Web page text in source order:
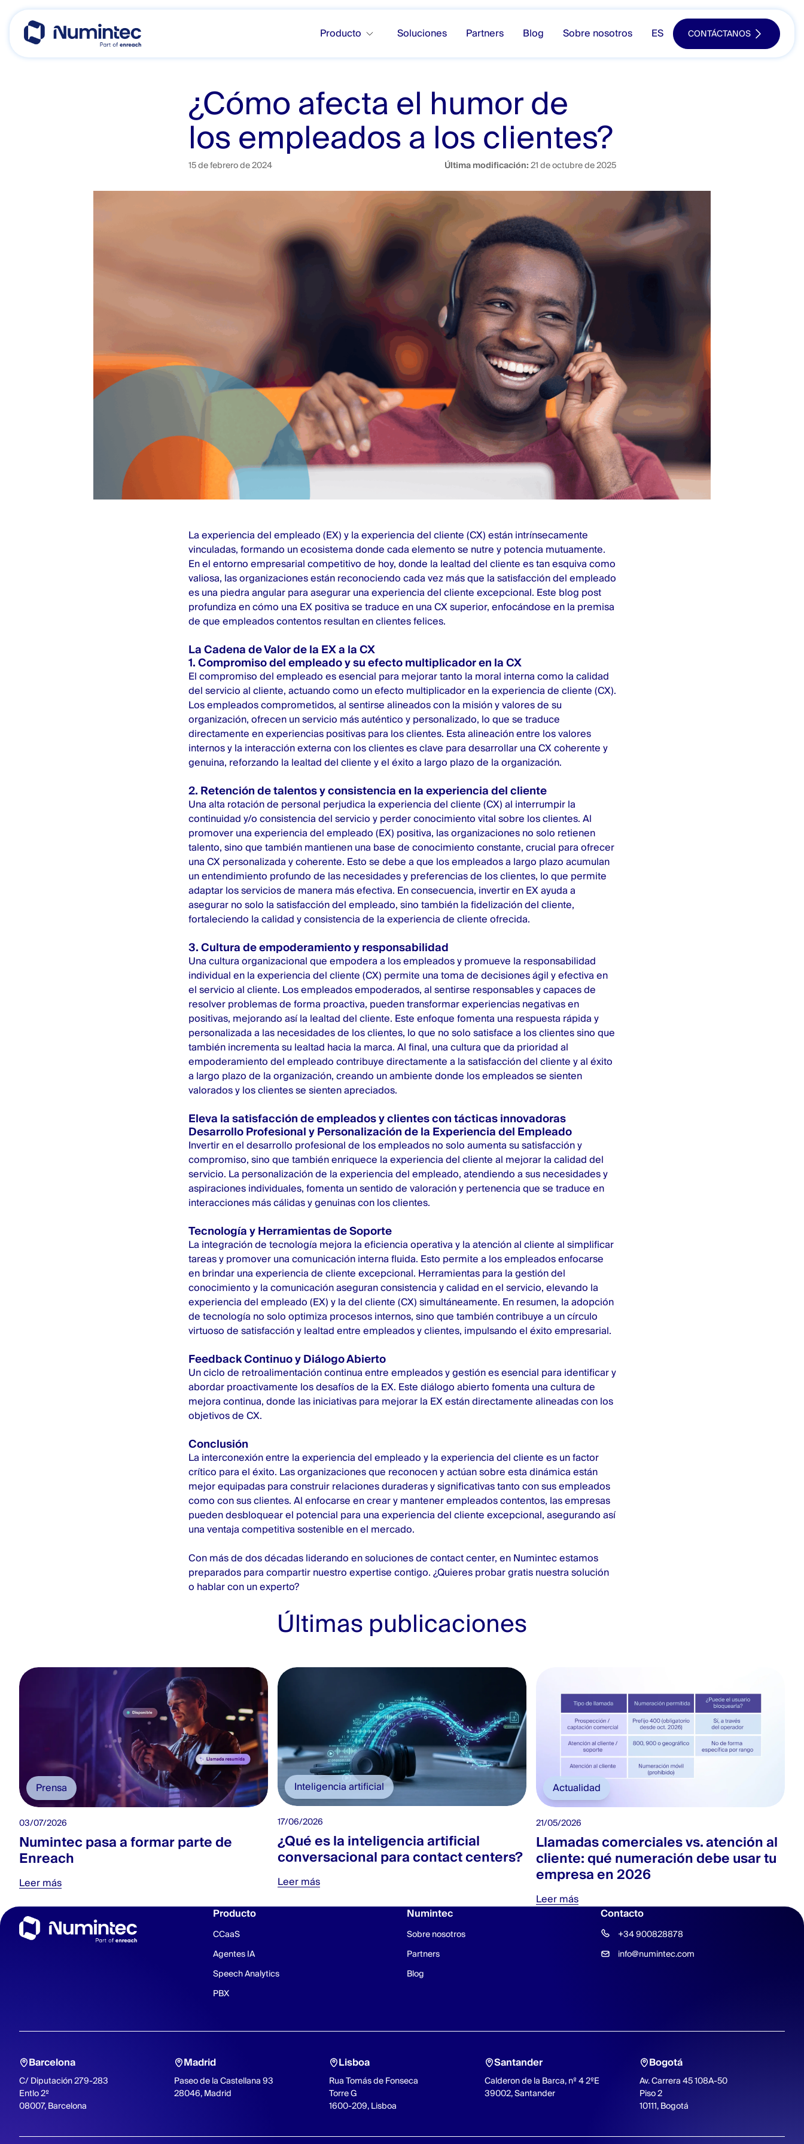
Skip
content
Producto Soluciones Partners Blog Sobre nosotros ES CONTÁCTANOS
¿Cómo afecta el humor de
los empleados a los clientes?
15 de febrero de 2024 Última modificación: 21 de octubre de 2025
La experiencia del empleado (EX) y la experiencia del cliente (CX) están intrínsecamente
vinculadas, formando un ecosistema donde cada elemento se nutre y potencia mutuamente.
En el entorno empresarial competitivo de hoy, donde la lealtad del cliente es tan esquiva como
valiosa, las organizaciones están reconociendo cada vez más que la satisfacción del empleado
es una piedra angular para asegurar una experiencia del cliente excepcional. Este blog post
profundiza en cómo una EX positiva se traduce en una CX superior, enfocándose en la premisa
de que empleados contentos resultan en clientes felices.
La Cadena de Valor de la EX a la CX
1. Compromiso del empleado y su efecto multiplicador en la CX
El compromiso del empleado es esencial para mejorar tanto la moral interna como la calidad
del servicio al cliente, actuando como un efecto multiplicador en la experiencia de cliente (CX).
Los empleados comprometidos, al sentirse alineados con la misión y valores de su
organización, ofrecen un servicio más auténtico y personalizado, lo que se traduce
directamente en experiencias positivas para los clientes. Esta alineación entre los valores
internos y la interacción externa con los clientes es clave para desarrollar una CX coherente y
genuina, reforzando la lealtad del cliente y el éxito a largo plazo de la organización.
2. Retención de talentos y consistencia en la experiencia del cliente
Una alta rotación de personal perjudica la experiencia del cliente (CX) al interrumpir la
continuidad y/o consistencia del servicio y perder conocimiento vital sobre los clientes. Al
promover una experiencia del empleado (EX) positiva, las organizaciones no solo retienen
talento, sino que también mantienen una base de conocimiento constante, crucial para ofrecer
una CX personalizada y coherente. Esto se debe a que los empleados a largo plazo acumulan
un entendimiento profundo de las necesidades y preferencias de los clientes, lo que permite
adaptar los servicios de manera más efectiva. En consecuencia, invertir en EX ayuda a
asegurar no solo la satisfacción del empleado, sino también la fidelización del cliente,
fortaleciendo la calidad y consistencia de la experiencia de cliente ofrecida.
3. Cultura de empoderamiento y responsabilidad
Una cultura organizacional que empodera a los empleados y promueve la responsabilidad
individual en la experiencia del cliente (CX) permite una toma de decisiones ágil y efectiva en
el servicio al cliente. Los empleados empoderados, al sentirse responsables y capaces de
resolver problemas de forma proactiva, pueden transformar experiencias negativas en
positivas, mejorando así la lealtad del cliente. Este enfoque fomenta una respuesta rápida y
personalizada a las necesidades de los clientes, lo que no solo satisface a los clientes sino que
también incrementa su lealtad hacia la marca. Al final, una cultura que da prioridad al
empoderamiento del empleado contribuye directamente a la satisfacción del cliente y al éxito
a largo plazo de la organización, creando un ambiente donde los empleados se sienten
valorados y los clientes se sienten apreciados.
Eleva la satisfacción de empleados y clientes con tácticas innovadoras
Desarrollo Profesional y Personalización de la Experiencia del Empleado
Invertir en el desarrollo profesional de los empleados no solo aumenta su satisfacción y
compromiso, sino que también enriquece la experiencia del cliente al mejorar la calidad del
servicio. La personalización de la experiencia del empleado, atendiendo a sus necesidades y
aspiraciones individuales, fomenta un sentido de valoración y pertenencia que se traduce en
interacciones más cálidas y genuinas con los clientes.
Tecnología y Herramientas de Soporte
La integración de tecnología mejora la eficiencia operativa y la atención al cliente al simplificar
tareas y promover una comunicación interna fluida. Esto permite a los empleados enfocarse
en brindar una experiencia de cliente excepcional. Herramientas para la gestión del
conocimiento y la comunicación aseguran consistencia y calidad en el servicio, elevando la
experiencia del empleado (EX) y la del cliente (CX) simultáneamente. En resumen, la adopción
de tecnología no solo optimiza procesos internos, sino que también contribuye a un círculo
virtuoso de satisfacción y lealtad entre empleados y clientes, impulsando el éxito empresarial.
Feedback Continuo y Diálogo Abierto
Un ciclo de retroalimentación continua entre empleados y gestión es esencial para identificar y
abordar proactivamente los desafíos de la EX. Este diálogo abierto fomenta una cultura de
mejora continua, donde las iniciativas para mejorar la EX están directamente alineadas con los
objetivos de CX.
Conclusión
La interconexión entre la experiencia del empleado y la experiencia del cliente es un factor
crítico para el éxito. Las organizaciones que reconocen y actúan sobre esta dinámica están
mejor equipadas para construir relaciones duraderas y significativas tanto con sus empleados
como con sus clientes. Al enfocarse en crear y mantener empleados contentos, las empresas
pueden desbloquear el potencial para una experiencia del cliente excepcional, asegurando así
una ventaja competitiva sostenible en el mercado.
Con más de dos décadas liderando en soluciones de contact center, en Numintec estamos
preparados para compartir nuestro expertise contigo. ¿Quieres probar gratis nuestra solución
o hablar con un experto?
Últimas publicaciones
Prensa
03/07/2026
Numintec pasa a formar parte de
Enreach
Leer más
Inteligencia artificial
17/06/2026
¿Qué es la inteligencia artificial
conversacional para contact centers?
Leer más
Actualidad
21/05/2026
Llamadas comerciales vs. atención al
cliente: qué numeración debe usar tu
empresa en 2026
Leer más
Producto
CCaaS
Agentes IA
Speech Analytics
PBX
Numintec
Sobre nosotros
Partners
Blog
Contacto
+34 900828878
info@numintec.com
Barcelona
C/ Diputación 279-283
Entlo 2º
08007, Barcelona
Madrid
Paseo de la Castellana 93
28046, Madrid
Lisboa
Rua Tomás de Fonseca
Torre G
1600-209, Lisboa
Santander
Calderon de la Barca, nº 4 2ºE
39002, Santander
Bogotá
Av. Carrera 45 108A-50
Piso 2
10111, Bogotá